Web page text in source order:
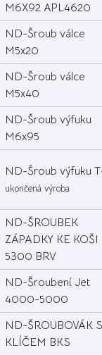
M6X92 APL4620
ND-Šroub válce
M5x20
ND-Šroub válce
M5x40
ND-Šroub výfuku
M6x95
ND-Šroub výfuku
ukončená výroba
ND-ŠROUBEK
ZÁPADKY KE KOŠI
5300 BRV
ND-Šroubení Jet
4000-5000
ND-ŠROUBOVÁK S
KLÍČEM BKS